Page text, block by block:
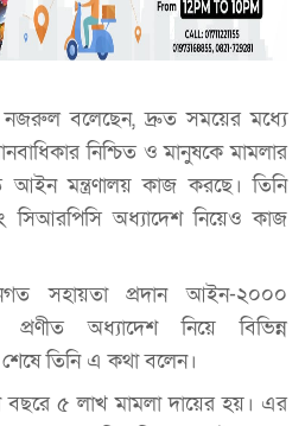
বলেছেন, দ্রুত সময়ের মধ্যে
নিশ্চিত ও মানুষকে মামলার
আইন মন্ত্রণালয় কাজ করছে। তিনি
সিআরপিসি অধ্যাদেশ নিয়েও কাজ
সহায়তা প্রদান আইন-২০০০
অধ্যাদেশ নিয়ে বিভিন্ন
তিনি এ কথা বলেন।
বছরে ৫ লাখ মামলা দায়ের হয়। এর